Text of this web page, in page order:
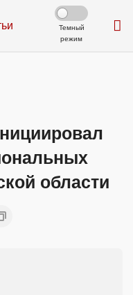
Темный
режим
области